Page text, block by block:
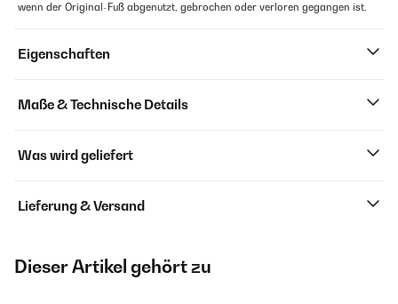
wenn der Original-Fuß abgenutzt, gebrochen oder verloren gegangen ist.
Eigenschaften
Maße & Technische Details
Was wird geliefert
Lieferung & Versand
Dieser Artikel gehört zu